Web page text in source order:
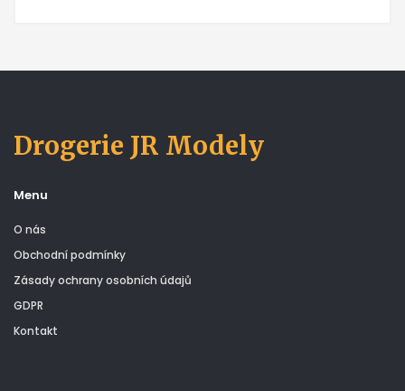
Drogerie JR Modely
Menu
O nás
Obchodní podmínky
Zásady ochrany osobních údajů
GDPR
Kontakt